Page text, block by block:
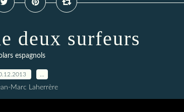
deux surfeurs
espagnols
Marc Laherrère